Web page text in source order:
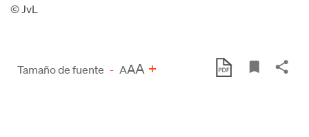
© JvL
Tamaño de fuente - AAA +